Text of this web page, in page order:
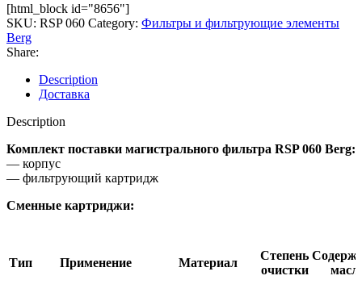
[html_block id="8656"]
SKU: RSP 060 Category: Фильтры и фильтрующие элементы
Berg
Share:
Description
Доставка
Description
Комплект поставки магистрального фильтра RSP 060 Berg:
— корпус
— фильтрующий картридж
Сменные картриджи:
Тип Применение Материал
Степень
очистки